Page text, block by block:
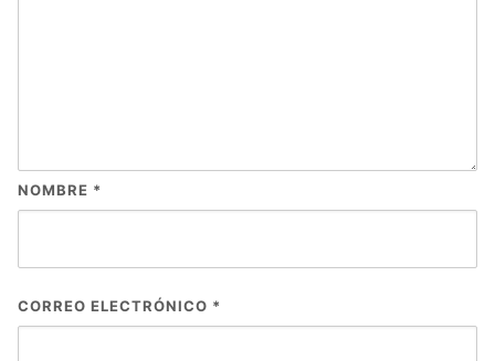
NOMBRE *
CORREO ELECTRÓNICO *